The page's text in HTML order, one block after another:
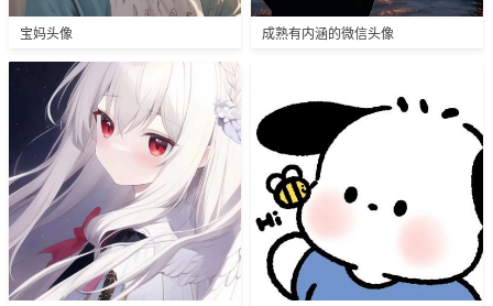
宝妈头像 成熟有内涵的微信头像